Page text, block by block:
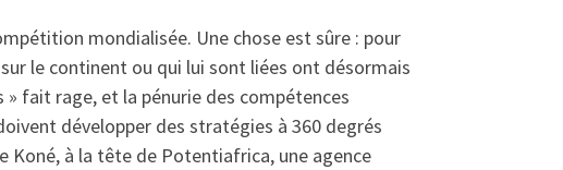
mondialisée. Une chose est sûre : pour
le continent ou qui lui sont liées ont désormais
fait rage, et la pénurie des compétences
développer des stratégies à 360 degrés
Koné, à la tête de Potentiafrica, une agence